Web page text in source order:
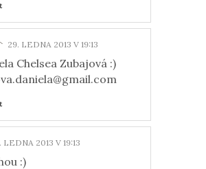
29. LEDNA 2013 V 19:13
Chelsea Zubajová :)
LEDNA 2013 V 19:13
:)